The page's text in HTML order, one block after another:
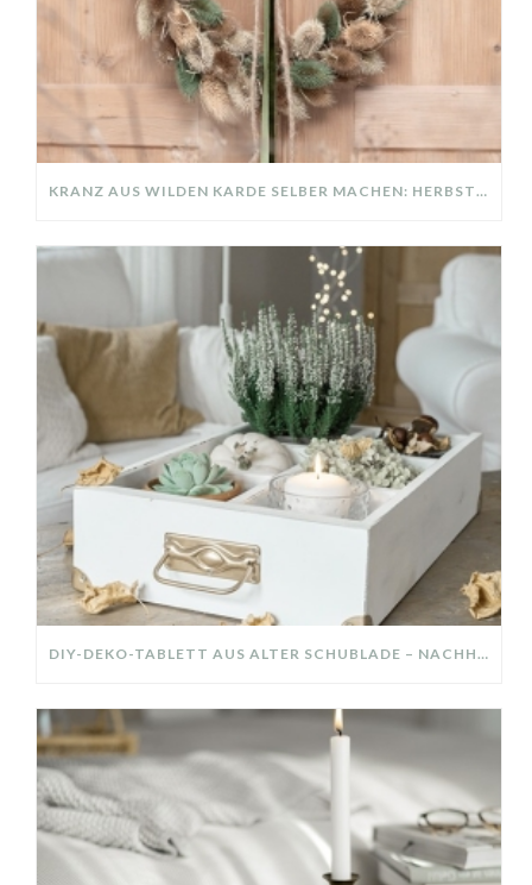
KRANZ AUS WILDEN KARDE SELBER MACHEN: HERBSTDEKO GANZ EINFACH
DIY-DEKO-TABLETT AUS ALTER SCHUBLADE – NACHHALTIGE HERBSTDEKO SELBER MACHEN!